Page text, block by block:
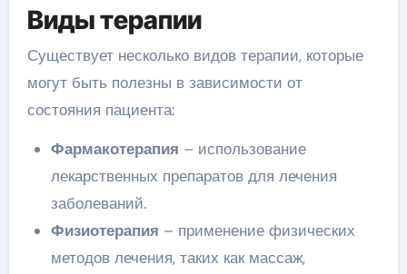
Виды терапии
Существует несколько видов терапии, которые
могут быть полезны в зависимости от
состояния пациента:
Фармакотерапия – использование
лекарственных препаратов для лечения
заболеваний.
Физиотерапия – применение физических
методов лечения, таких как массаж,